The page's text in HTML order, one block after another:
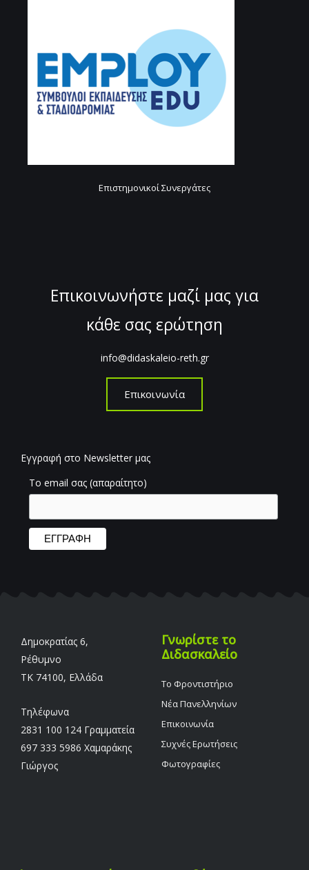
Επιστημονικοί Συνεργάτες
Επικοινωνήστε μαζί μας για
κάθε σας ερώτηση
info@didaskaleio-reth.gr
Επικοινωνία
Εγγραφή στο Newsletter μας
Το email σας (απαραίτητο)
Δημοκρατίας 6,
Ρέθυμνο
TK 74100, Ελλάδα
Τηλέφωνα
2831 100 124 Γραμματεία
697 333 5986 Χαμαράκης
Γιώργος
Γνωρίστε το
Διδασκαλείο
Το Φροντιστήριο
Νέα Πανελληνίων
Επικοινωνία
Συχνές Ερωτήσεις
Φωτογραφίες